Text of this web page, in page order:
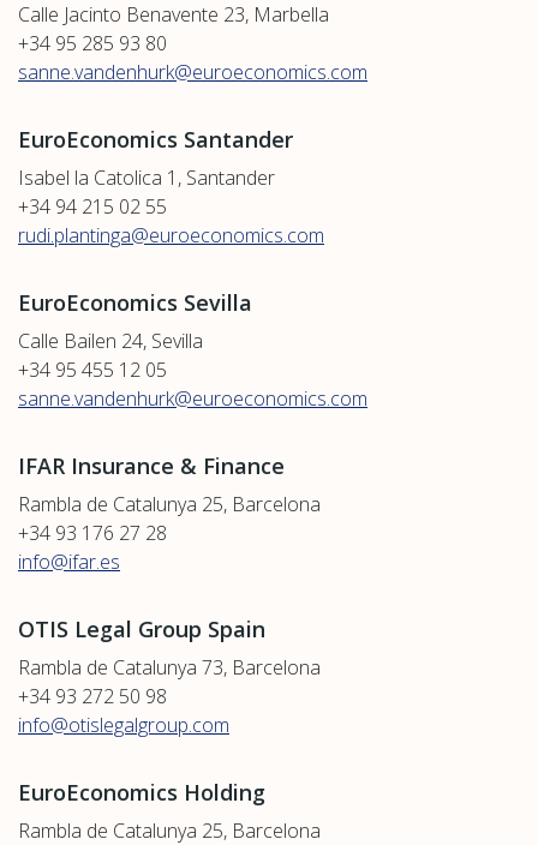
Calle Jacinto Benavente 23, Marbella
+34 95 285 93 80
sanne.vandenhurk@euroeconomics.com
EuroEconomics Santander
Isabel la Catolica 1, Santander
+34 94 215 02 55
rudi.plantinga@euroeconomics.com
EuroEconomics Sevilla
Calle Bailen 24, Sevilla
+34 95 455 12 05
sanne.vandenhurk@euroeconomics.com
IFAR Insurance & Finance
Rambla de Catalunya 25, Barcelona
+34 93 176 27 28
info@ifar.es
OTIS Legal Group Spain
Rambla de Catalunya 73, Barcelona
+34 93 272 50 98
info@otislegalgroup.com
EuroEconomics Holding
Rambla de Catalunya 25, Barcelona